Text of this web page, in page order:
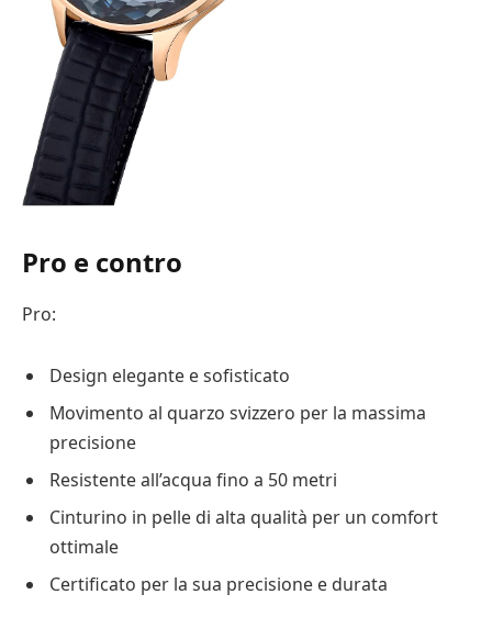
Pro e contro
Pro:
Design elegante e sofisticato
Movimento al quarzo svizzero per la massima
precisione
Resistente all’acqua fino a 50 metri
Cinturino in pelle di alta qualità per un comfort
ottimale
Certificato per la sua precisione e durata